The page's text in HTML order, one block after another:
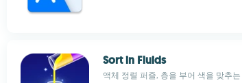
Sort in Fluids
액체 정렬 퍼즐, 층을 부어 색을 맞추는